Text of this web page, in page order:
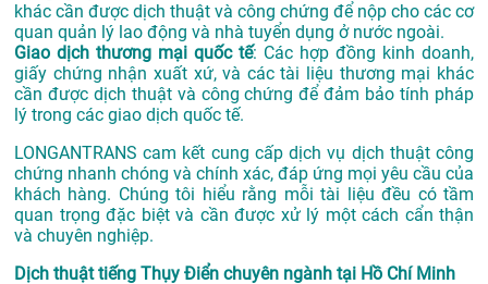
khác cần được dịch thuật và công chứng để nộp cho các cơ
quan quản lý lao động và nhà tuyển dụng ở nước ngoài.
Giao dịch thương mại quốc tế: Các hợp đồng kinh doanh,
giấy chứng nhận xuất xứ, và các tài liệu thương mại khác
cần được dịch thuật và công chứng để đảm bảo tính pháp
lý trong các giao dịch quốc tế.
LONGANTRANS cam kết cung cấp dịch vụ dịch thuật công
chứng nhanh chóng và chính xác, đáp ứng mọi yêu cầu của
khách hàng. Chúng tôi hiểu rằng mỗi tài liệu đều có tầm
quan trọng đặc biệt và cần được xử lý một cách cẩn thận
và chuyên nghiệp.
Dịch thuật tiếng Thụy Điển chuyên ngành tại Hồ Chí Minh